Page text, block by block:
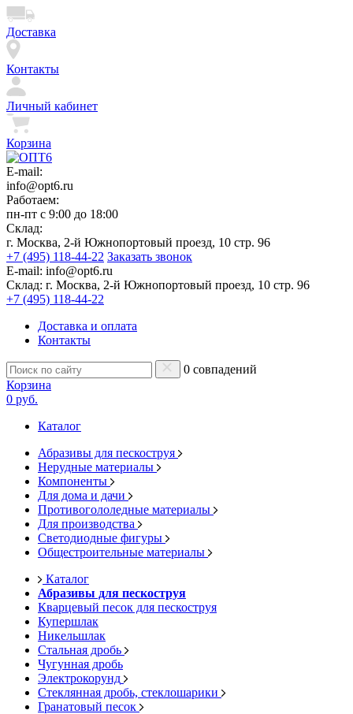
Доставка
Контакты
Личный кабинет
Корзина
E-mail:
info@opt6.ru
Работаем:
пн-пт с 9:00 до 18:00
Склад:
г. Москва, 2-й Южнопортовый проезд, 10 стр. 96
+7 (495) 118-44-22 Заказать звонок
E-mail: info@opt6.ru
Склад: г. Москва, 2-й Южнопортовый проезд, 10 стр. 96
+7 (495) 118-44-22
Доставка и оплата
Контакты
0 совпадений
Корзина
0 руб.
Каталог
Абразивы для пескоструя
Нерудные материалы
Компоненты
Для дома и дачи
Противогололедные материалы
Для производства
Светодиодные фигуры
Общестроительные материалы
Каталог
Абразивы для пескоструя
Кварцевый песок для пескоструя
Купершлак
Никельшлак
Стальная дробь
Чугунная дробь
Электрокорунд
Стеклянная дробь, стеклошарики
Гранатовый песок